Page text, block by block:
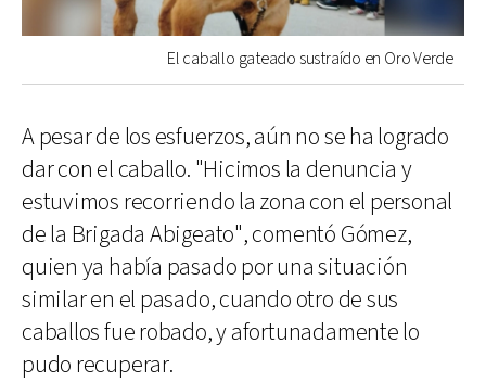
El caballo gateado sustraído en Oro Verde
A pesar de los esfuerzos, aún no se ha logrado
dar con el caballo. "Hicimos la denuncia y
estuvimos recorriendo la zona con el personal
de la Brigada Abigeato", comentó Gómez,
quien ya había pasado por una situación
similar en el pasado, cuando otro de sus
caballos fue robado, y afortunadamente lo
pudo recuperar.